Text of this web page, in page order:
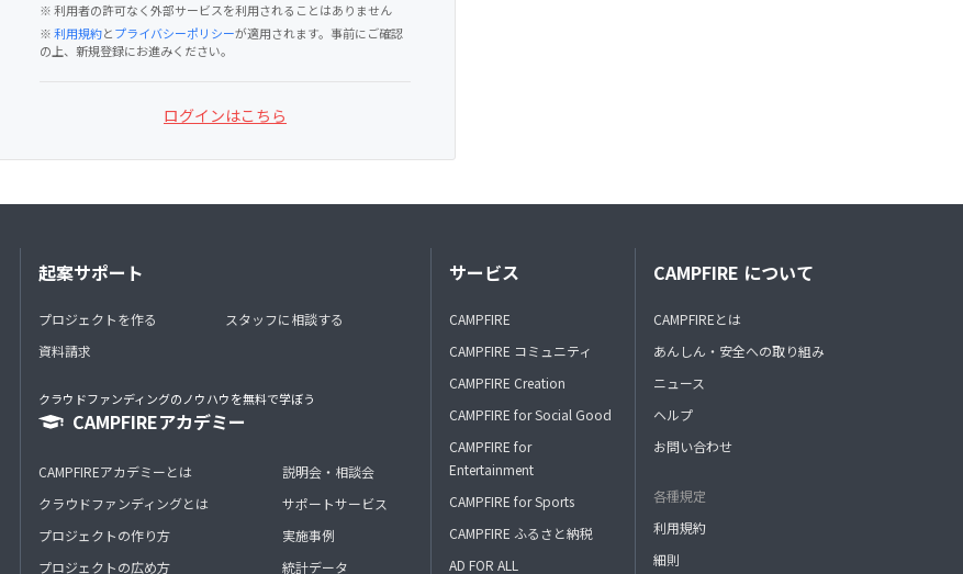
※ 利用者の許可なく外部サービスを利用されることはありません
※利用規約とプライバシーポリシーが適用されます。事前にご確認
の上、新規登録にお進みください。
ログインはこちら
起案サポート
プロジェクトを作る
資料請求
スタッフに相談する
クラウドファンディングのノウハウを無料で学ぼう
CAMPFIREアカデミー
CAMPFIREアカデミーとは
クラウドファンディングとは
プロジェクトの作り方
プロジェクトの広め方
説明会・相談会
サポートサービス
実施事例
統計データ
サービス
CAMPFIRE
CAMPFIRE コミュニティ
CAMPFIRE Creation
CAMPFIRE for Social Good
CAMPFIRE for
Entertainment
CAMPFIRE for Sports
CAMPFIRE ふるさと納税
AD FOR ALL
CAMPFIRE について
CAMPFIREとは
あんしん・安全への取り組み
ニュース
ヘルプ
お問い合わせ
各種規定
利用規約
細則